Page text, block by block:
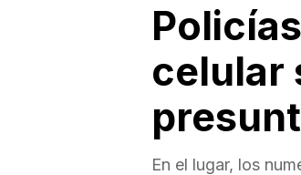
celular
En el lugar, los